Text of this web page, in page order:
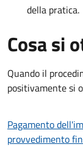
della pratica.
Cosa si
Quando il
positivamente si
Pagamento
provvedimento